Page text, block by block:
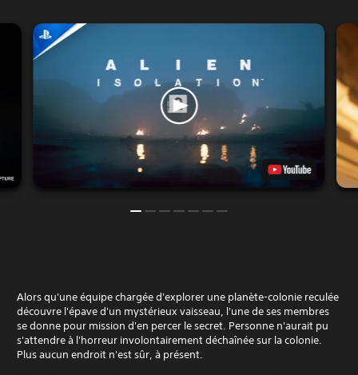
Alors qu'une équipe chargée d'explorer une planète-colonie reculée
découvre l'épave d'un mystérieux vaisseau, l'une de ses membres
se donne pour mission d'en percer le secret. Personne n'aurait pu
s'attendre à l'horreur involontairement déchaînée sur la colonie.
Plus aucun endroit n'est sûr, à présent.